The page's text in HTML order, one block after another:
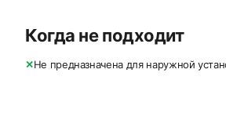
Когда не подходит
✕Не предназначена для наружной